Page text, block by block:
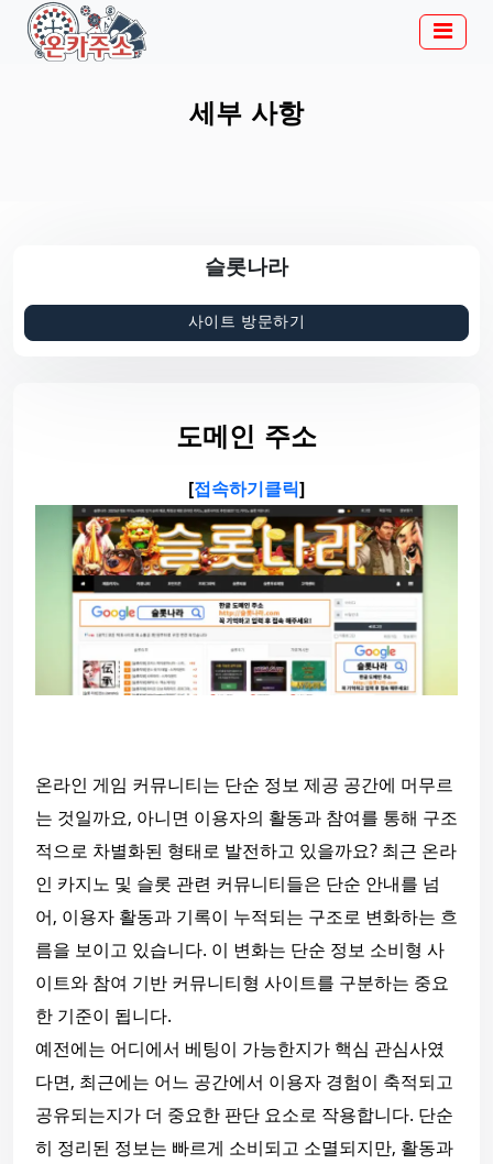
세부 사항
슬롯나라
사이트 방문하기
도메인 주소
[접속하기클릭]
온라인 게임 커뮤니티는 단순 정보 제공 공간에 머무르
는 것일까요, 아니면 이용자의 활동과 참여를 통해 구조
적으로 차별화된 형태로 발전하고 있을까요? 최근 온라
인 카지노 및 슬롯 관련 커뮤니티들은 단순 안내를 넘
어, 이용자 활동과 기록이 누적되는 구조로 변화하는 흐
름을 보이고 있습니다. 이 변화는 단순 정보 소비형 사
이트와 참여 기반 커뮤니티형 사이트를 구분하는 중요
한 기준이 됩니다.
예전에는 어디에서 베팅이 가능한지가 핵심 관심사였
다면, 최근에는 어느 공간에서 이용자 경험이 축적되고
공유되는지가 더 중요한 판단 요소로 작용합니다. 단순
히 정리된 정보는 빠르게 소비되고 소멸되지만, 활동과